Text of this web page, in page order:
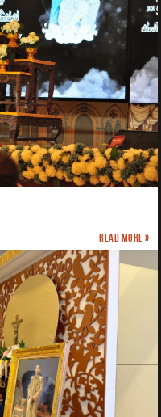
Read more »